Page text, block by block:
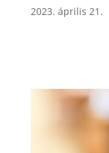
2023. április 21.